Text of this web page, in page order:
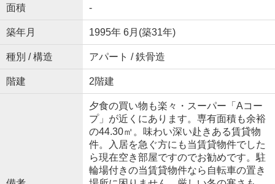
面積 -
築年月 1995年 6月(築31年)
種別 / 構造 アパート / 鉄骨造
階建 2階建
夕食の買い物も楽々・スーパー「Aコー
プ」が近くにあります。専有面積も余裕
の44.30㎡。味わい深い赴きある賃貸物
件。入居を急ぐ方にも当賃貸物件でした
ら現在空き部屋ですのでお勧めです。駐
輪場付きの当賃貸物件なら自転車の置き